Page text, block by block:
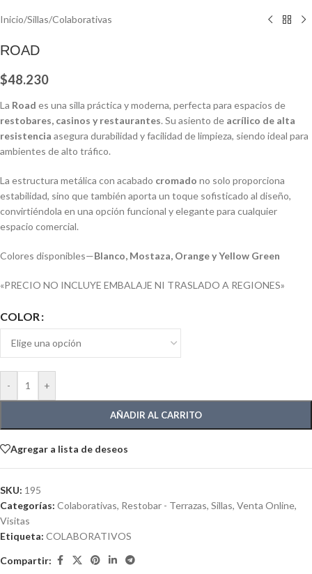
Inicio/Sillas/Colaborativas
ROAD
$48.230
La Road es una silla práctica y moderna, perfecta para espacios de
restobares, casinos y restaurantes. Su asiento de acrílico de alta
resistencia asegura durabilidad y facilidad de limpieza, siendo ideal para
ambientes de alto tráfico.
La estructura metálica con acabado cromado no solo proporciona
estabilidad, sino que también aporta un toque sofisticado al diseño,
convirtiéndola en una opción funcional y elegante para cualquier
espacio comercial.
Colores disponibles—Blanco, Mostaza, Orange y Yellow Green
«PRECIO NO INCLUYE EMBALAJE NI TRASLADO A REGIONES»
COLOR
- +
AÑADIR AL CARRITO
Agregar a lista de deseos
SKU: 195
Categorías: Colaborativas, Restobar - Terrazas, Sillas, Venta Online,
Visitas
Etiqueta: COLABORATIVOS
Compartir: